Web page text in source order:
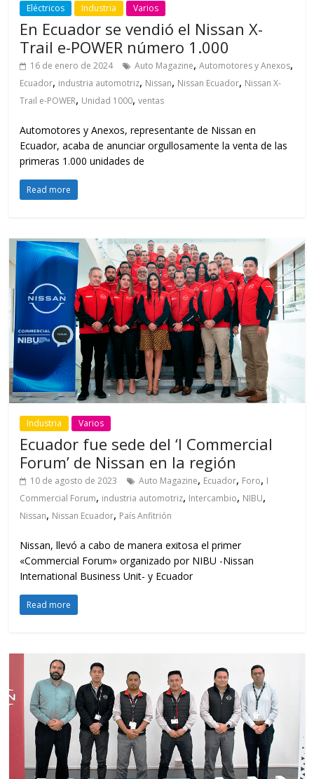
Eléctricos Industria Varios
En Ecuador se vendió el Nissan X-
Trail e-POWER número 1.000
16 de enero de 2024 Auto Magazine,Automotores y Anexos,
Ecuador, industria automotriz, Nissan, Nissan Ecuador, Nissan X-
Trail e-POWER, Unidad 1000,ventas
Automotores y Anexos, representante de Nissan en
Ecuador, acaba de anunciar orgullosamente la venta de las
primeras 1.000 unidades de
Read more
Industria Varios
Ecuador fue sede del ‘I Commercial
Forum’ de Nissan en la región
10 de agosto de 2023 Auto Magazine, Ecuador, Foro, I
Commercial Forum, industria automotriz, Intercambio, NIBU,
Nissan, Nissan Ecuador, País Anfitrión
Nissan, llevó a cabo de manera exitosa el primer
«Commercial Forum» organizado por NIBU -Nissan
International Business Unit- y Ecuador
Read more